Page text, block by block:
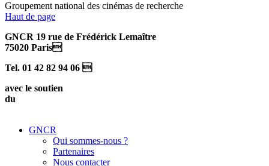
Groupement national des cinémas de recherche
Haut de page
GNCR 19 rue de Frédérick Lemaître
75020 Paris
Tel. 01 42 82 94 06 
avec le soutien
du
GNCR
Qui sommes-nous ?
Partenaires
Nous contacter